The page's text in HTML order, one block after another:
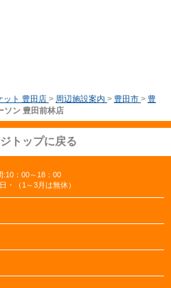
ット 豊田店 > 周辺施設案内 > 豊田市 > 豊
ソン 豊田前林店
トップに戻る
:10：00～18：00
・（1～3月は無休）